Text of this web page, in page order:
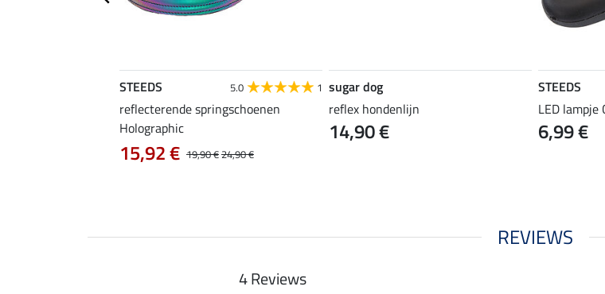
STEEDS 5.0 1
reflecterende springschoenen
Holographic
19,90 €24,90 €
15,92 €
sugar dog
reflex hondenlijn
14,90 €
STEEDS
LED lampje
6,99 €
REVIEWS
4 Reviews